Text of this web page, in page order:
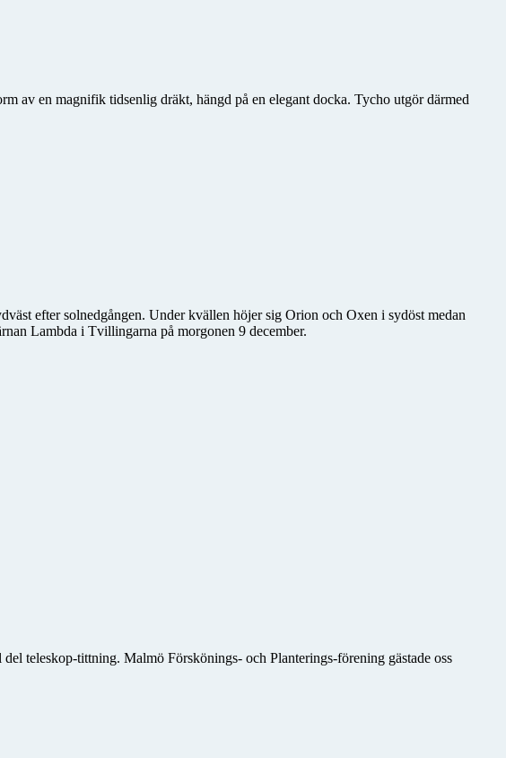
av en magnifik tidsenlig dräkt, hängd på en elegant docka. Tycho utgör därmed
efter solnedgången. Under kvällen höjer sig Orion och Oxen i sydöst medan
Lambda i Tvillingarna på morgonen 9 december.
teleskop-tittning. Malmö Förskönings- och Planterings-förening gästade oss